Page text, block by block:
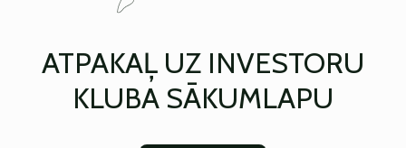
ATPAKAĻ UZ INVESTORU
KLUBA SĀKUMLAPU